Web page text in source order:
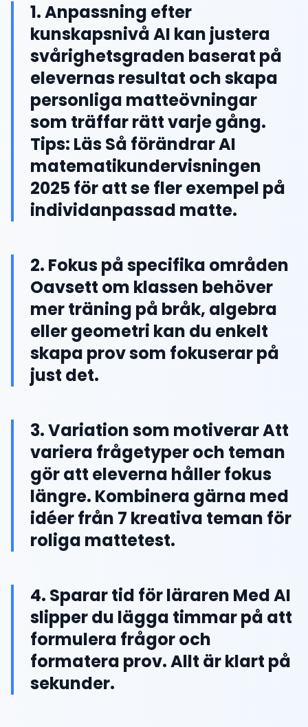
1. Anpassning efter
kunskapsnivå AI kan justera
svårighetsgraden baserat på
elevernas resultat och skapa
personliga matteövningar
som träffar rätt varje gång.
Tips: Läs Så förändrar AI
matematikundervisningen
2025 för att se fler exempel på
individanpassad matte.
2. Fokus på specifika områden
Oavsett om klassen behöver
mer träning på bråk, algebra
eller geometri kan du enkelt
skapa prov som fokuserar på
just det.
3. Variation som motiverar Att
variera frågetyper och teman
gör att eleverna håller fokus
längre. Kombinera gärna med
idéer från 7 kreativa teman för
roliga mattetest.
4. Sparar tid för läraren Med AI
slipper du lägga timmar på att
formulera frågor och
formatera prov. Allt är klart på
sekunder.